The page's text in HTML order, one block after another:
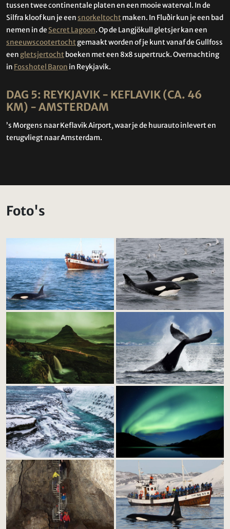
tussen twee continentale platen en een mooie waterval. In de
Silfra kloof kun je eensnorkeltochtmaken. In Fluðir kun je een bad
nemen in de Secret Lagoon. Op de Langjökull gletsjer kan een
sneeuwscootertochtgemaakt worden of je kunt vanaf de Gullfoss
een gletsjertochtboeken met een 8x8 supertruck. Overnachting
in Fosshotel Baron in Reykjavik.
DAG 5: REYKJAVIK - KEFLAVIK (CA. 46
KM) - AMSTERDAM
’s Morgens naar Keflavik Airport, waar je de huurauto inlevert en
terugvliegt naar Amsterdam.
Foto's